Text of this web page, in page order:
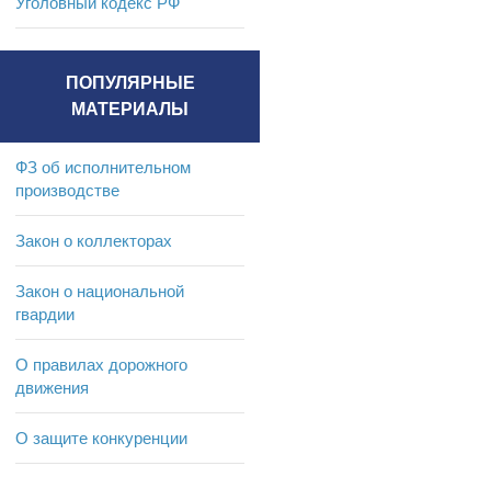
ПОПУЛЯРНЫЕ
МАТЕРИАЛЫ
ФЗ об исполнительном
производстве
Закон о коллекторах
Закон о национальной
гвардии
О правилах дорожного
движения
О защите конкуренции